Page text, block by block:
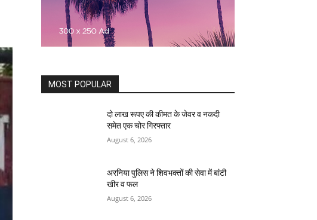
MOST POPULAR
दो लाख रूपए की कीमत के जेवर व नकदी
समेत एक चोर गिरफ्तार
August 6, 2026
अरनिया पुलिस ने शिवभक्तों की सेवा में बांटी
खीर व फल
August 6, 2026